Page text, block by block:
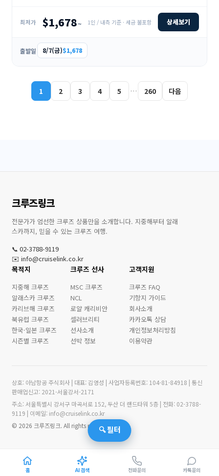
🔍 필터
최저가 $1,678~ 1인 / 내측 기준 · 세금 불포함 상세보기
출발일 8/7(금)$1,678
1 2 3 4 5 … 260 다음
크루즈링크
전문가가 엄선한 크루즈 상품만을 소개합니다. 지중해부터 알래
스카까지, 믿을 수 있는 크루즈 여행.
📞 02-3788-9119
✉️ info@cruiselink.co.kr
목적지
지중해 크루즈
알래스카 크루즈
카리브해 크루즈
북유럽 크루즈
한국·일본 크루즈
시즌별 크루즈
크루즈 선사
MSC 크루즈
NCL
로얄 캐리비안
셀러브리티
선사소개
선박 정보
고객지원
크루즈 FAQ
기항지 가이드
회사소개
카카오톡 상담
개인정보처리방침
이용약관
상호: 아남항공 주식회사 | 대표: 김영성 | 사업자등록번호: 104-81-84918 | 통신
판매업신고: 2021-서울강서-2171
주소: 서울특별시 강서구 마곡서로 152, 두산 더 랜드타워 5층 | 전화: 02-3788-
9119 | 이메일: info@cruiselink.co.kr
© 2026 크루즈링크. All rights reserved.
홈 AI 검색 전화문의 카톡문의